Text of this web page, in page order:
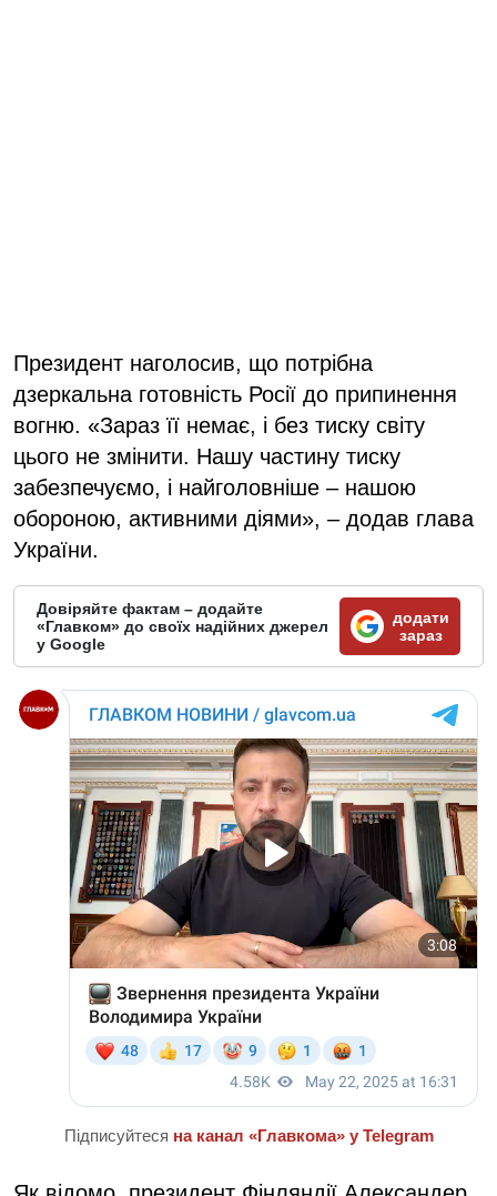
Президент наголосив, що потрібна
дзеркальна готовність Росії до припинення
вогню. «Зараз її немає, і без тиску світу
цього не змінити. Нашу частину тиску
забезпечуємо, і найголовніше – нашою
обороною, активними діями», – додав глава
України.
Довіряйте фактам – додайте
«Главком» до своїх надійних джерел
у Google
додати
зараз
Підписуйтеся на канал «Главкома» у Telegram